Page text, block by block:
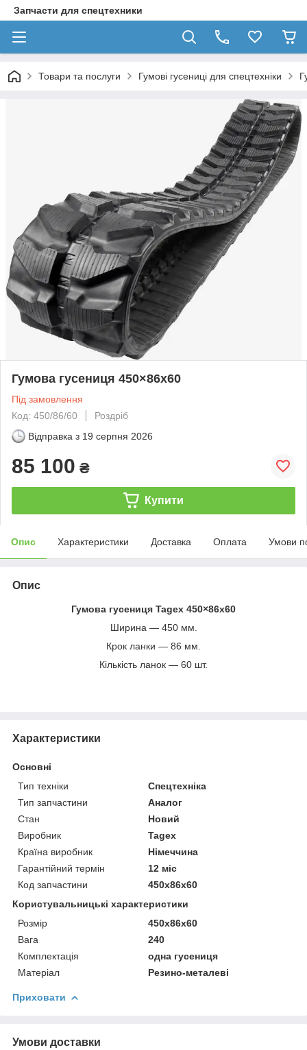
Запчасти для спецтехники
Товари та послуги Гумові гусениці для спецтехніки
Гумова гусениця 450×86x60
Під замовлення
Код: 450/86/60
Роздріб
Відправка з 19 серпня 2026
85 100 ₴
Купити
Опис Характеристики Доставка Оплата Умови
Опис
Гумова гусениця Tagex 450×86x60
Ширина — 450 мм.
Крок ланки — 86 мм.
Кількість ланок — 60 шт.
Характеристики
Основні
Тип техніки
Спецтехніка
Тип запчастини
Аналог
Стан
Новий
Виробник
Tagex
Країна виробник
Німеччина
Гарантійний термін
12 міс
Код запчастини
450x86x60
Користувальницькі характеристики
Розмір
450x86x60
Вага
240
Комплектація
одна гусениця
Матеріал
Резино-металеві
Приховати
Умови доставки